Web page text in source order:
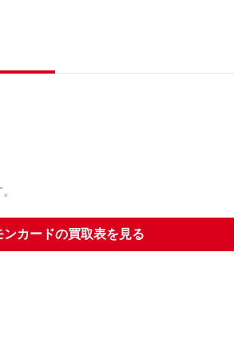
ンカードの買取表を見る